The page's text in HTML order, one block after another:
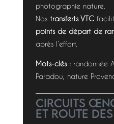
photographie nature.
Nos transferts VTC
points de départ de
après l’effort.
Mots-clés :randonnée
Paradou, nature
Circuits
et route